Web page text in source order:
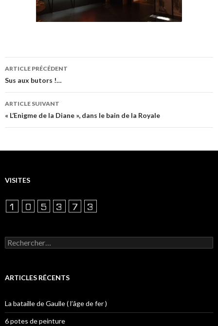
Navigation
des
articles
ARTICLE PRÉCÉDENT
Sus aux butors !…
ARTICLE SUIVANT
« L’Enigme de la Diane », dans le bain de la Royale
VISITES
Rechercher :
ARTICLES RÉCENTS
La bataille de Gaulle ( l’âge de fer )
6 potes de peinture